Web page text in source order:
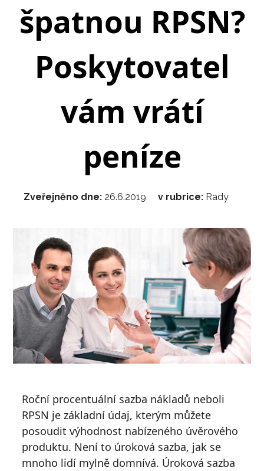
špatnou RPSN?
Poskytovatel
vám vrátí
peníze
Zveřejněno dne: 26.6.2019 v rubrice: Rady
Roční procentuální sazba nákladů neboli
RPSN je základní údaj, kterým můžete
posoudit výhodnost nabízeného úvěrového
produktu. Není to úroková sazba, jak se
mnoho lidí mylně domnívá. Úroková sazba